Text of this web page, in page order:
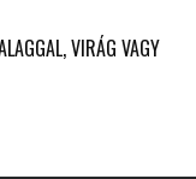
VIRÁG VAGY